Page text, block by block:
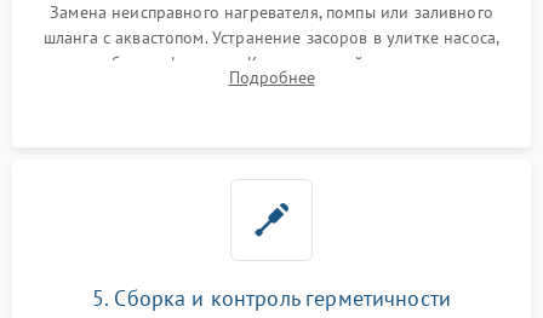
Замена неисправного нагревателя, помпы или заливного
шланга с аквастопом. Устранение засоров в улитке насоса,
патрубках и фильтрах. Компонентный ремонт платы
управления, восстановление поврежденной проводки.
Подробнее
5. Сборка и контроль герметичности